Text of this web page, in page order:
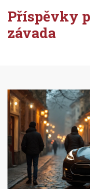
Příspěvky
závada